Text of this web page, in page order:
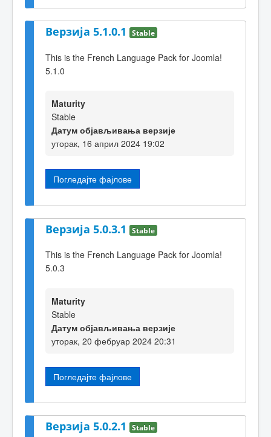
Верзија 5.1.0.1 Stable
This is the French Language Pack for Joomla!
5.1.0
Maturity
Stable
Датум објављивања верзије
уторак, 16 април 2024 19:02
Погледајте фајлове
Верзија 5.0.3.1 Stable
This is the French Language Pack for Joomla!
5.0.3
Maturity
Stable
Датум објављивања верзије
уторак, 20 фебруар 2024 20:31
Погледајте фајлове
Верзија 5.0.2.1 Stable